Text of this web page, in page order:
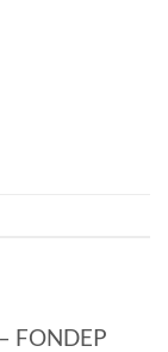
FONDEP